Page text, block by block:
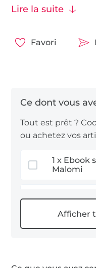
de coton, le tissu
coudre !
Lire la suite
Favori
Tout est prêt ?
ou achetez vos
1 x Ebook sweat léger enfant
Malomi
1,1 m